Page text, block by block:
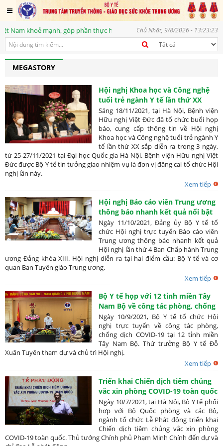
Nam khoẻ mạnh, góp phần thực hiện mục tiêu phát triển bền vững, vì
Chủ Nhật, 9/8/2026 - 13:23:23
MEGASTORY
Hội nghị Khoa học và Công nghệ
tuổi trẻ ngành Y tế lần thứ XX
Sáng 18/11/2021, tại Hà Nội, Bệnh viện
Hữu nghị Việt Đức đã tổ chức buổi họp
báo, cung cấp thông tin về Hội nghị
Khoa học và Công nghệ tuổi trẻ ngành Y
tế lần thứ XX sắp diễn ra trong 3 ngày,
từ 25-27/11/2021 tại Đại học Quốc gia Hà Nội. Bệnh viện Hữu nghị Việt
Đức được Bộ Y tế tin tưởng giao nhiệm vụ là đơn vị đăng cai tổ chức Hội
nghị lần này.
Xem tiếp
Hội nghị Báo cáo viên Trung ương
thông báo nhanh kết quả nổi bật
Hội nghị Trung ương 4 khóa XIII
Ngày 11/10/2021, Đảng ủy Bộ Y tế tổ
chức Hội nghị trực tuyến Báo cáo viên
Trung ương thông báo nhanh kết quả
Hội nghị lần thứ 4 Ban Chấp hành Trung
ương Đảng khóa XIII. Hội nghị diễn ra tại hai điểm cầu: Bộ Y tế và cơ
quan Ban Tuyên giáo Trung ương.
Xem tiếp
Bộ Y tế họp với 12 tỉnh miền Tây
Nam Bộ về công tác phòng, chống
dịch COVID-19
Ngày 10/9/2021, Bộ Y tế tổ chức Hội
nghị trực tuyến về công tác phòng,
chống dịch COVID-19 tại 12 tỉnh miền
Tây Nam Bộ. Thứ trưởng Bộ Y tế Đỗ
Xuân Tuyên tham dự và chủ trì Hội nghị.
Xem tiếp
Triển khai Chiến dịch tiêm chủng
vắc xin phòng COVID-19 toàn quốc
Ngày 10/7/2021, tại Hà Nội, Bộ Y tế phối
hợp với Bộ Quốc phòng và các Bộ,
ngành tổ chức Lễ Phát động triển khai
Chiến dịch tiêm chủng vắc xin phòng
COVID-19 toàn quốc. Thủ tướng Chính phủ Phạm Minh Chính đến dự và